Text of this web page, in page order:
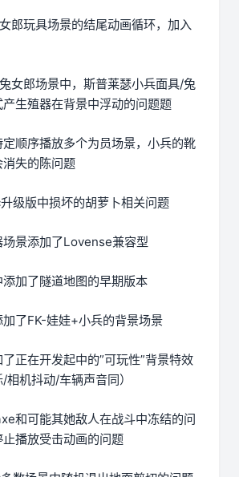
郎玩具场景的结尾动画循环，加入
女郎场景中，斯普莱瑟小兵面具/兔
生殖器在背景中浮动的问题题
顺序播放多个为员场景，小兵的靴
失的陈问题
级版中损坏的胡萝卜相关问题
场景添加了Lovense兼容型
加了隧道地图的早期版本
了FK-娃娃+小兵的背景场景
正在开发起中的”可玩性”背景特效
机抖动/车辆声音同）
和可能其她敌人在战斗中冻结的问
播放受击动画的问题